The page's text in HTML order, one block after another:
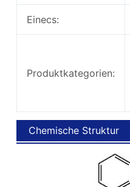
Einecs:
Produktkategorien:
Chemische Struktur